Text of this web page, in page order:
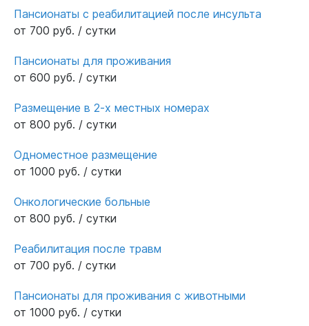
Пансионаты с реабилитацией после инсульта
от 700 руб. / сутки
Пансионаты для проживания
от 600 руб. / сутки
Размещение в 2-х местных номерах
от 800 руб. / сутки
Одноместное размещение
от 1000 руб. / сутки
Онкологические больные
от 800 руб. / сутки
Реабилитация после травм
от 700 руб. / сутки
Пансионаты для проживания с животными
от 1000 руб. / сутки